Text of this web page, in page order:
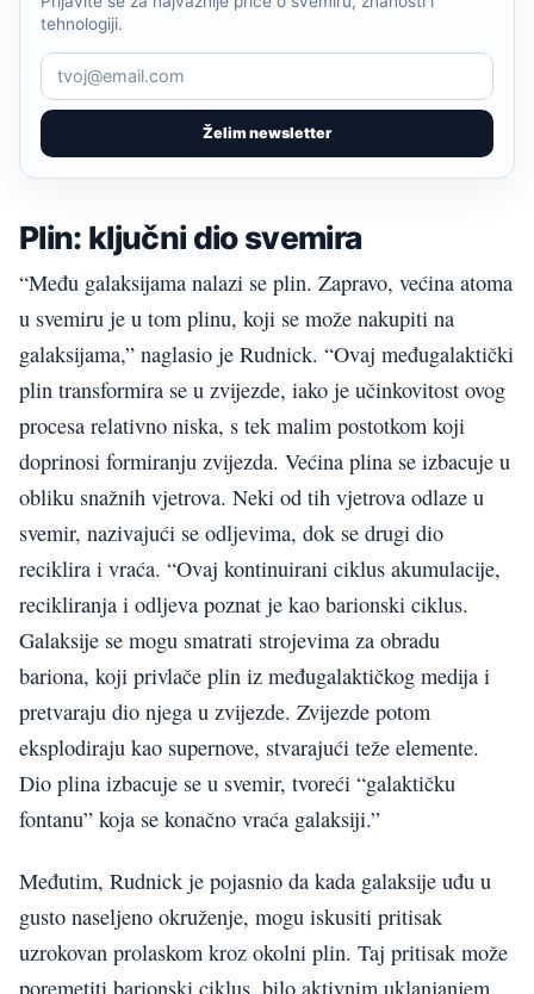
Želim newsletter
tehnologiji.
Plin: ključni dio svemira
“Među galaksijama nalazi se plin. Zapravo, većina atoma
u svemiru je u tom plinu, koji se može nakupiti na
galaksijama,” naglasio je Rudnick. “Ovaj međugalaktički
plin transformira se u zvijezde, iako je učinkovitost ovog
procesa relativno niska, s tek malim postotkom koji
doprinosi formiranju zvijezda. Većina plina se izbacuje u
obliku snažnih vjetrova. Neki od tih vjetrova odlaze u
svemir, nazivajući se odljevima, dok se drugi dio
reciklira i vraća. “Ovaj kontinuirani ciklus akumulacije,
recikliranja i odljeva poznat je kao barionski ciklus.
Galaksije se mogu smatrati strojevima za obradu
bariona, koji privlače plin iz međugalaktičkog medija i
pretvaraju dio njega u zvijezde. Zvijezde potom
eksplodiraju kao supernove, stvarajući teže elemente.
Dio plina izbacuje se u svemir, tvoreći “galaktičku
fontanu” koja se konačno vraća galaksiji.”
Međutim, Rudnick je pojasnio da kada galaksije uđu u
gusto naseljeno okruženje, mogu iskusiti pritisak
uzrokovan prolaskom kroz okolni plin. Taj pritisak može